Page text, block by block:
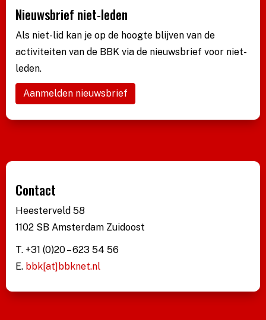
Nieuwsbrief niet-leden
Als niet-lid kan je op de hoogte blijven van de
activiteiten van de BBK via de nieuwsbrief voor niet-
leden.
Aanmelden nieuwsbrief
Contact
Heesterveld 58
1102 SB Amsterdam Zuidoost
T. +31 (0)20 – 623 54 56
E. bbk[at]bbknet.nl